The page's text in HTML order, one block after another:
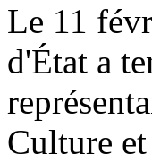
Le 11
d'État a
Culture